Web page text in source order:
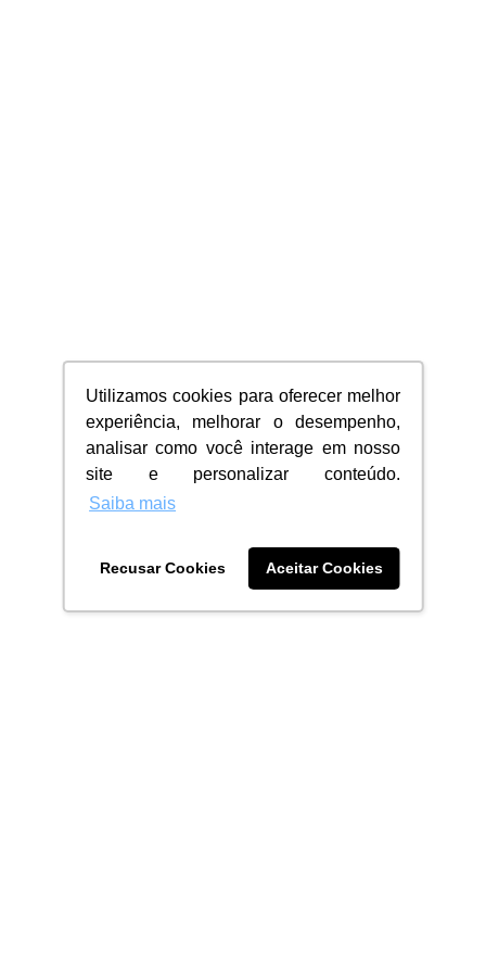
Utilizamos cookies para oferecer melhor
experiência, melhorar o desempenho,
analisar como você interage em nosso
site e personalizar conteúdo.
Saiba mais
Recusar Cookies Aceitar Cookies